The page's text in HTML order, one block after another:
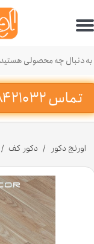
تماس ۳۲ ۲۱۰ ۲۸۴-۰۲۱‌
حساب کاربری من
تغییر گذر واژه
سفارشات
خروج از حساب کاربری
اورنج دکور دکور کف